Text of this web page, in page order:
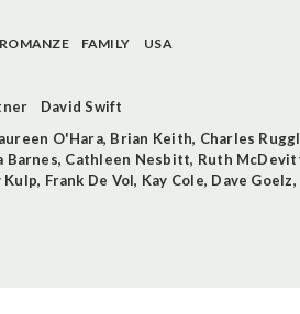
ROMANZE FAMILY
USA
David Swift
O'Hara, Brian Keith, Charles
Barnes, Cathleen Nesbitt, Ruth
Kulp, Frank De Vol, Kay Cole, Dave Goelz,